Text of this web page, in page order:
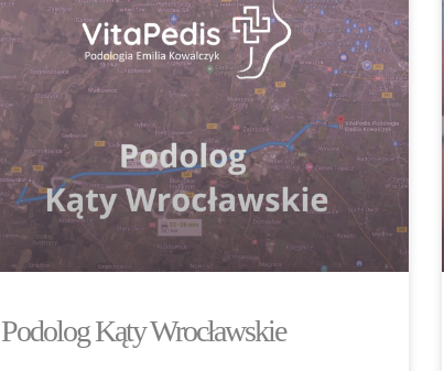
Podolog Kąty Wrocławskie